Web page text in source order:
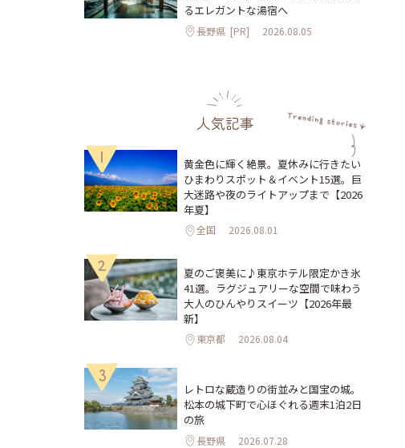
るエレガントな湯宿へ
長野県 [PR] 2026.08.05
人気記事
1
黄金色に輝く絶景。夏休みに行きたい
ひまわりスポット＆イベント15選。巨
大迷路や夜のライトアップまで【2026
年夏】
全国 2026.08.01
2
夏のご褒美に♪東京ホテル限定かき氷
41選。ラグジュアリーな空間で味わう
大人のひんやりスイーツ【2026年最
新】
東京都 2026.08.04
3
レトロな蔵造りの街並みと国宝の城。
松本の城下町で心ほぐれる週末1泊2日
の旅
長野県 2026.07.28